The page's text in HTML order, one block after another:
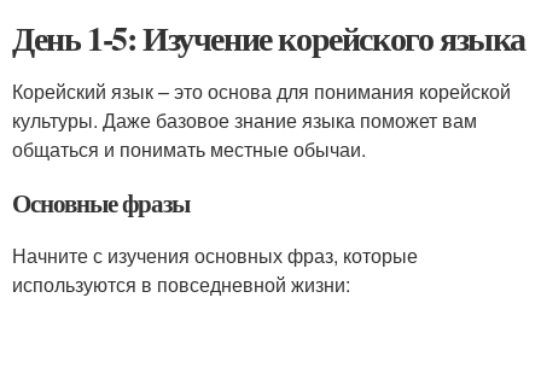
День 1-5: Изучение корейского языка
Корейский язык – это основа для понимания корейской
культуры. Даже базовое знание языка поможет вам
общаться и понимать местные обычаи.
Основные фразы
Начните с изучения основных фраз, которые
используются в повседневной жизни: